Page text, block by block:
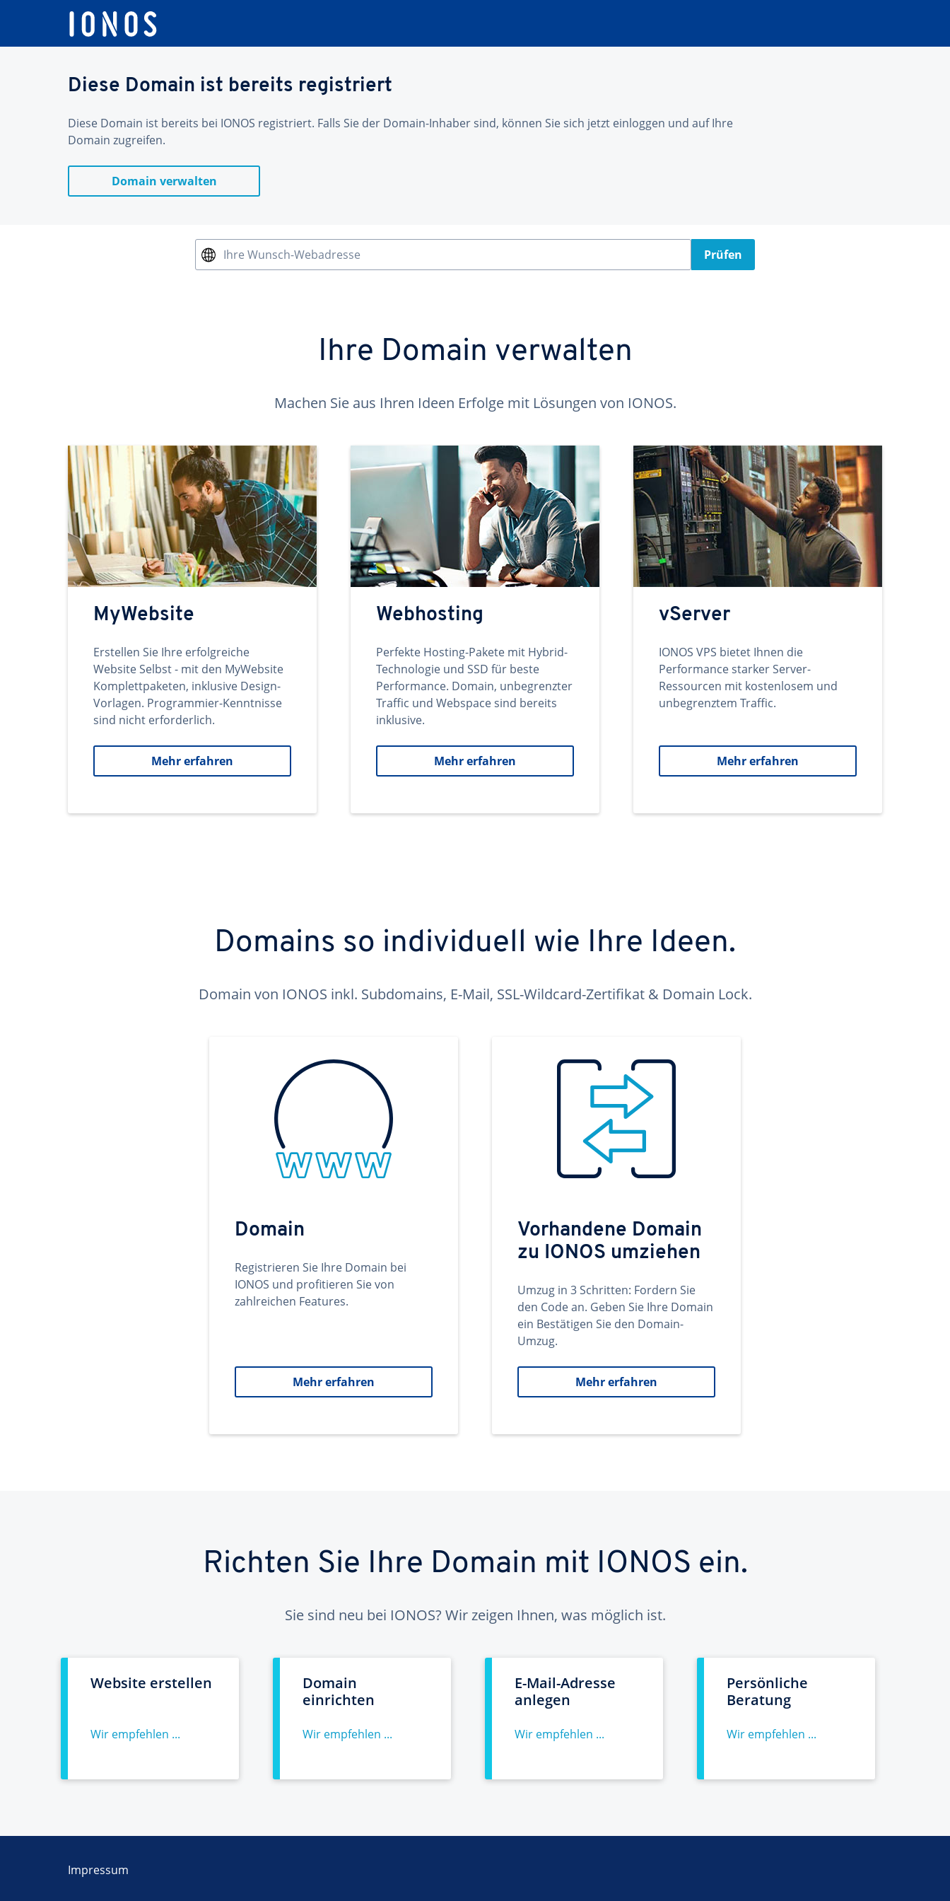
Diese Domain ist bereits registriert
Diese Domain ist bereits bei IONOS registriert. Falls Sie der Domain-Inhaber sind, können Sie sich jetzt einloggen und auf Ihre
Domain zugreifen.
Domain verwalten
Ihre Wunsch-Webadresse Prüfen
Ihre Domain verwalten
Machen Sie aus Ihren Ideen Erfolge mit Lösungen von IONOS.
MyWebsite
Erstellen Sie Ihre erfolgreiche
Website Selbst - mit den MyWebsite
Komplettpaketen, inklusive Design-
Vorlagen. Programmier-Kenntnisse
sind nicht erforderlich.
Mehr erfahren
Webhosting
Perfekte Hosting-Pakete mit Hybrid-
Technologie und SSD für beste
Performance. Domain, unbegrenzter
Traffic und Webspace sind bereits
inklusive.
Mehr erfahren
vServer
IONOS VPS bietet Ihnen die
Performance starker Server-
Ressourcen mit kostenlosem und
unbegrenztem Traffic.
Mehr erfahren
Domains so individuell wie Ihre Ideen.
Domain von IONOS inkl. Subdomains, E-Mail, SSL-Wildcard-Zertifikat & Domain Lock.
Domain
Registrieren Sie Ihre Domain bei
IONOS und profitieren Sie von
zahlreichen Features.
Mehr erfahren
Vorhandene Domain
zu IONOS umziehen
Umzug in 3 Schritten: Fordern Sie
den Code an. Geben Sie Ihre Domain
ein Bestätigen Sie den Domain-
Umzug.
Mehr erfahren
Richten Sie Ihre Domain mit IONOS ein.
Sie sind neu bei IONOS? Wir zeigen Ihnen, was möglich ist.
Website erstellen
Wir empfehlen ...
Domain
einrichten
Wir empfehlen ...
E-Mail-Adresse
anlegen
Wir empfehlen ...
Persönliche
Beratung
Wir empfehlen ...
Impressum